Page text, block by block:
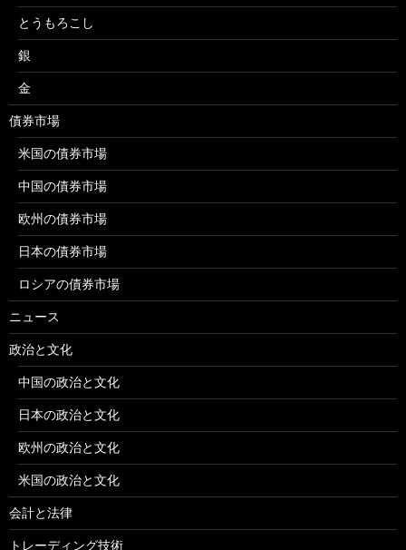
とうもろこし
銀
金
債券市場
米国の債券市場
中国の債券市場
欧州の債券市場
日本の債券市場
ロシアの債券市場
ニュース
政治と文化
中国の政治と文化
日本の政治と文化
欧州の政治と文化
米国の政治と文化
会計と法律
トレーディング技術